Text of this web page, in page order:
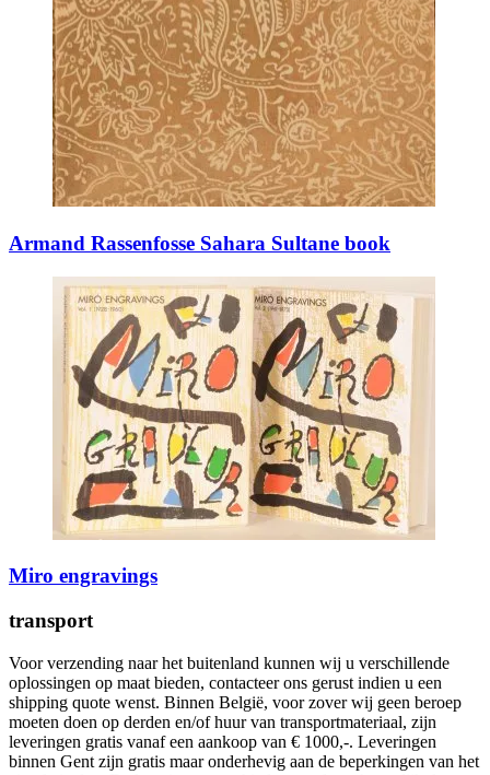
Armand Rassenfosse Sahara Sultane book
Miro engravings
transport
Voor verzending naar het buitenland kunnen wij u verschillende
oplossingen op maat bieden, contacteer ons gerust indien u een
shipping quote wenst. Binnen België, voor zover wij geen beroep
moeten doen op derden en/of huur van transportmateriaal, zijn
leveringen gratis vanaf een aankoop van € 1000,-. Leveringen
binnen Gent zijn gratis maar onderhevig aan de beperkingen van het